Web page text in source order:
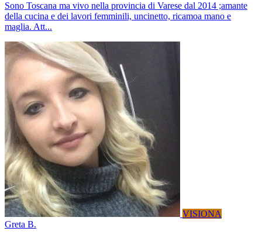
Sono Toscana ma vivo nella provincia di Varese dal 2014 ;amante
della cucina e dei lavori femminili, uncinetto, ricamoa mano e
maglia. Att...
VISIONA
Greta B.